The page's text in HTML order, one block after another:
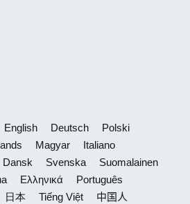
English Deutsch
Polski
Magyar
Italiano
Dansk Svenska
Suomalainen
Ελληνικά
Português
日本 Tiếng Việt 中国人